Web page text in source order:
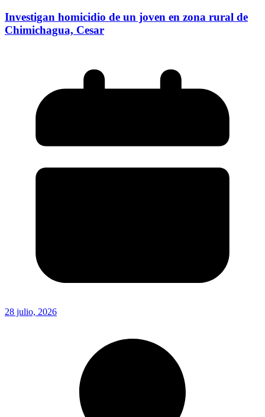
Investigan homicidio de un joven en zona rural de
Chimichagua, Cesar
28 julio, 2026